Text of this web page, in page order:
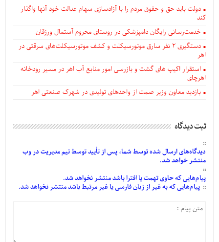
دولت باید حق و حقوق مردم را با آزادسازی سهام عدالت خود آنها واگذار
کند
خدمت‌رسانی رایگان دامپزشکی در روستای محروم آستمال ورزقان
دستگيری ۲ نفر سارق موتورسیکلت و کشف موتورسیکلت‌های سرقتی در
اهر
استقرار اکیپ های گشت و بازرسی امور منابع آب اهر در مسیر رودخانه
اهرچای
بازدید معاون وزیر صمت از واحدهای تولیدی در شهرک صنعتی اهر
ثبت دیدگاه
دیدگاه‌هایارسالشدهتوسط شما، پس ازتأییدتوسط تیم مدیریت در وب
منتشر خواهد شد.
پیام‌هاییکه حاوی تهمت یا افترا باشد منتشر نخواهد شد.
پیام‌هاییکه به غیر از زبان فارسی یا غیر مرتبط باشد منتشر نخواهد شد.